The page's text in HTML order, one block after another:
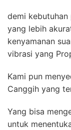
demi
yang lebih
kenyamanan
vibrasi yang
Kami pun
Canggih yang
Yang bisa
untuk